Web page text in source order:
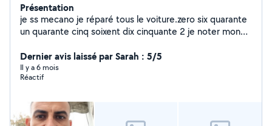
Présentation
je ss mecano je réparé tous le voiture.zero six quarante
un quarante cinq soixent dix cinquante 2 je noter mon
Dernier avis laissé par Sarah : 5/5
Il y a 6 mois
Réactif